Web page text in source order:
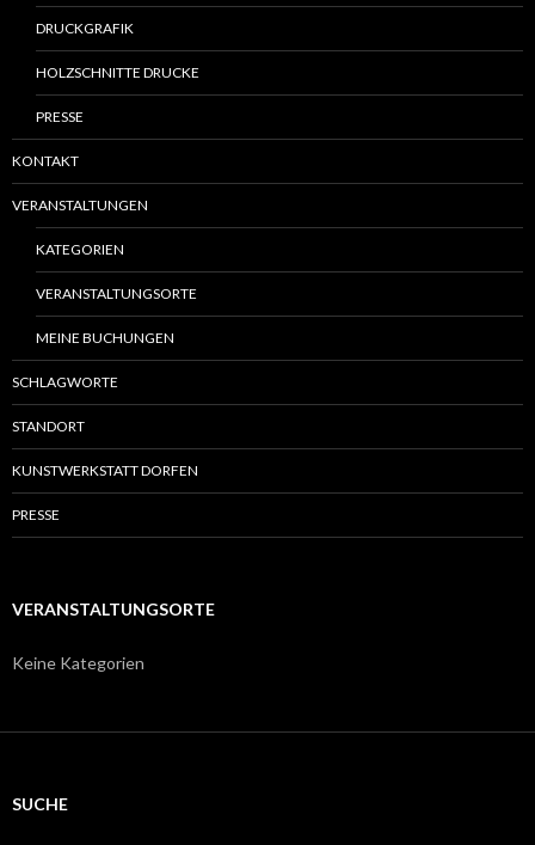
DRUCKGRAFIK
HOLZSCHNITTE DRUCKE
PRESSE
KONTAKT
VERANSTALTUNGEN
KATEGORIEN
VERANSTALTUNGSORTE
MEINE BUCHUNGEN
SCHLAGWORTE
STANDORT
KUNSTWERKSTATT DORFEN
PRESSE
VERANSTALTUNGSORTE
Keine Kategorien
SUCHE